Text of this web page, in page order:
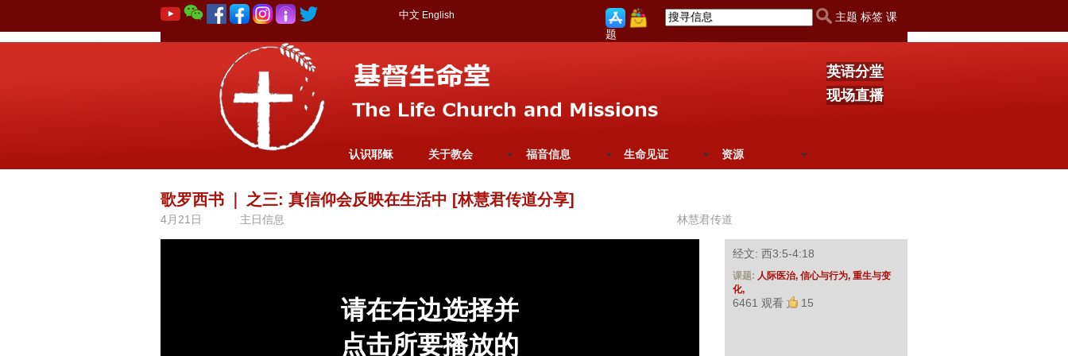
中文 English
主题 标签 课
题
英语分堂
现场直播
认识耶稣 关于教会 福音信息 生命见证 资源
歌罗西书 之三: 真信仰会反映在生活中 [林慧君传道分享]
4月21日 主日信息 林慧君传道
经文: 西3:5-4:18
课题: 人际医治, 信心与行为, 重生与变
化,
6461 观看 15